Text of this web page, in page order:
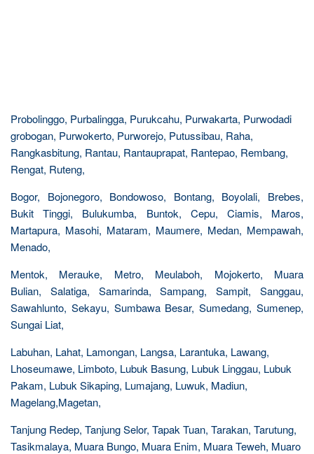
Probolinggo, Purbalingga, Purukcahu, Purwakarta, Purwodadi
grobogan, Purwokerto, Purworejo, Putussibau, Raha,
Rangkasbitung, Rantau, Rantauprapat, Rantepao, Rembang,
Rengat, Ruteng,
Bogor, Bojonegoro, Bondowoso, Bontang, Boyolali, Brebes,
Bukit Tinggi, Bulukumba, Buntok, Cepu, Ciamis, Maros,
Martapura, Masohi, Mataram, Maumere, Medan, Mempawah,
Menado,
Mentok, Merauke, Metro, Meulaboh, Mojokerto, Muara
Bulian, Salatiga, Samarinda, Sampang, Sampit, Sanggau,
Sawahlunto, Sekayu, Sumbawa Besar, Sumedang, Sumenep,
Sungai Liat,
Labuhan, Lahat, Lamongan, Langsa, Larantuka, Lawang,
Lhoseumawe, Limboto, Lubuk Basung, Lubuk Linggau, Lubuk
Pakam, Lubuk Sikaping, Lumajang, Luwuk, Madiun,
Magelang,Magetan,
Tanjung Redep, Tanjung Selor, Tapak Tuan, Tarakan, Tarutung,
Tasikmalaya, Muara Bungo, Muara Enim, Muara Teweh, Muaro